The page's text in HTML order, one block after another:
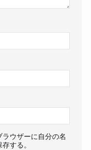
ウザーに自分の名
する。